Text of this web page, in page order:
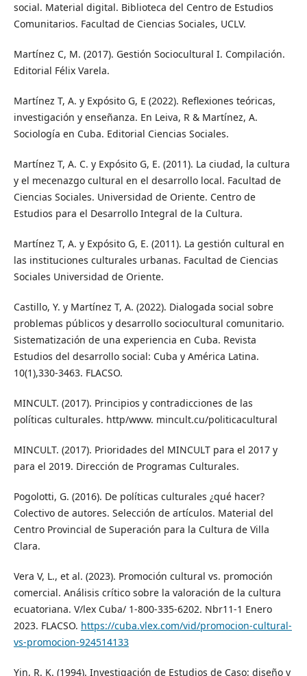
social. Material digital. Biblioteca del Centro de Estudios
Comunitarios. Facultad de Ciencias Sociales, UCLV.
Martínez C, M. (2017). Gestión Sociocultural I. Compilación.
Editorial Félix Varela.
Martínez T, A. y Expósito G, E (2022). Reflexiones teóricas,
investigación y enseñanza. En Leiva, R & Martínez, A.
Sociología en Cuba. Editorial Ciencias Sociales.
Martínez T, A. C. y Expósito G, E. (2011). La ciudad, la cultura
y el mecenazgo cultural en el desarrollo local. Facultad de
Ciencias Sociales. Universidad de Oriente. Centro de
Estudios para el Desarrollo Integral de la Cultura.
Martínez T, A. y Expósito G, E. (2011). La gestión cultural en
las instituciones culturales urbanas. Facultad de Ciencias
Sociales Universidad de Oriente.
Castillo, Y. y Martínez T, A. (2022). Dialogada social sobre
problemas públicos y desarrollo sociocultural comunitario.
Sistematización de una experiencia en Cuba. Revista
Estudios del desarrollo social: Cuba y América Latina.
10(1),330-3463. FLACSO.
MINCULT. (2017). Principios y contradicciones de las
políticas culturales. http/www. mincult.cu/politicacultural
MINCULT. (2017). Prioridades del MINCULT para el 2017 y
para el 2019. Dirección de Programas Culturales.
Pogolotti, G. (2016). De políticas culturales ¿qué hacer?
Colectivo de autores. Selección de artículos. Material del
Centro Provincial de Superación para la Cultura de Villa
Clara.
Vera V, L., et al. (2023). Promoción cultural vs. promoción
comercial. Análisis crítico sobre la valoración de la cultura
ecuatoriana. V/lex Cuba/ 1-800-335-6202. Nbr11-1 Enero
2023. FLACSO. https://cuba.vlex.com/vid/promocion-cultural-
vs-promocion-924514133
Yin, R. K. (1994). Investigación de Estudios de Caso: diseño y